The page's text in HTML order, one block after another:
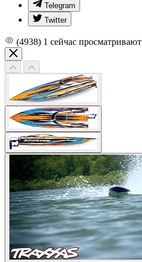
Telegram
Twitter
(4938) 1 сейчас просматривают